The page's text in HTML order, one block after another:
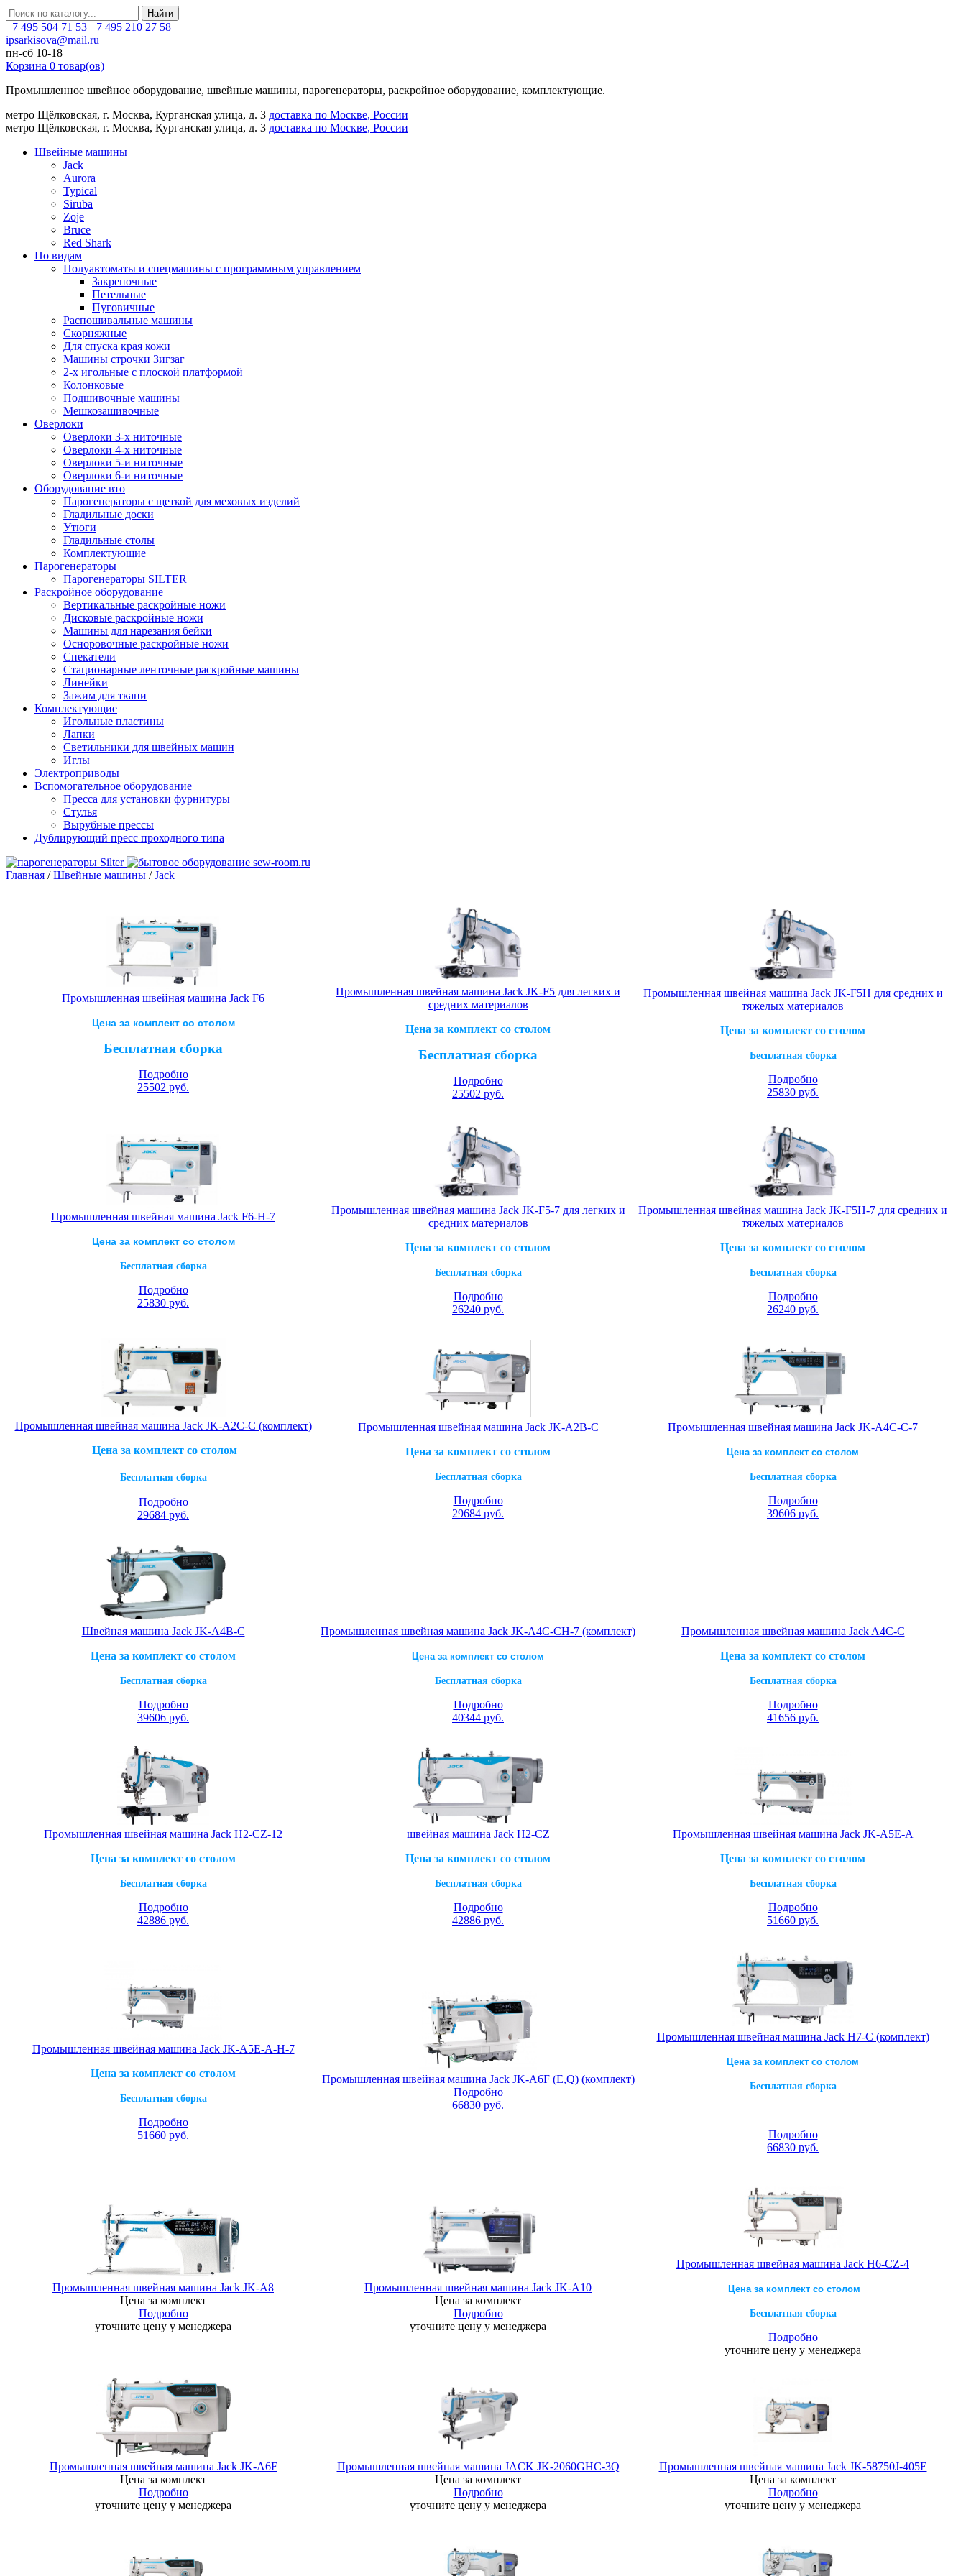
Найти
+7 495 504 71 53 +7 495 210 27 58
ipsarkisova@mail.ru
пн-сб 10-18
Корзина 0 товар(ов)
Промышленное швейное оборудование, швейные машины, парогенераторы, раскройное оборудование, комплектующие.
метро Щёлковская, г. Москва, Курганская улица, д. 3 доставка по Москве, России
метро Щёлковская, г. Москва, Курганская улица, д. 3 доставка по Москве, России
Швейные машины
Jack
Aurora
Typical
Siruba
Zoje
Bruce
Red Shark
По видам
Полуавтоматы и спецмашины с программным управлением
Закрепочные
Петельные
Пуговичные
Распошивальные машины
Скорняжные
Для спуска края кожи
Машины строчки Зигзаг
2-х игольные с плоской платформой
Колонковые
Подшивочные машины
Мешкозашивочные
Оверлоки
Оверлоки 3-х ниточные
Оверлоки 4-х ниточные
Оверлоки 5-и ниточные
Оверлоки 6-и ниточные
Оборудование вто
Парогенераторы с щеткой для меховых изделий
Гладильные доски
Утюги
Гладильные столы
Комплектующие
Парогенераторы
Парогенераторы SILTER
Раскройное оборудование
Вертикальные раскройные ножи
Дисковые раскройные ножи
Машины для нарезания бейки
Осноровочные раскройные ножи
Спекатели
Стационарные ленточные раскройные машины
Линейки
Зажим для ткани
Комплектующие
Игольные пластины
Лапки
Светильники для швейных машин
Иглы
Электроприводы
Вспомогательное оборудование
Пресса для установки фурнитуры
Стулья
Вырубные прессы
Дублирующий пресс проходного типа
Главная /Швейные машины /Jack
Промышленная швейная машина Jack F6
Цена за комплект со столом
Бесплатная сборка
Подробно
25502 руб.
Промышленная швейная машина Jack JK-F5 для легких и
средних материалов
Цена за комплект со столом
Бесплатная сборка
Подробно
25502 руб.
Промышленная швейная машина Jack JK-F5H для средних и
тяжелых материалов
Цена за комплект со столом
Бесплатная сборка
Подробно
25830 руб.
Промышленная швейная машина Jack F6-H-7
Цена за комплект со столом
Бесплатная сборка
Подробно
25830 руб.
Промышленная швейная машина Jack JK-F5-7 для легких и
средних материалов
Цена за комплект со столом
Бесплатная сборка
Подробно
26240 руб.
Промышленная швейная машина Jack JK-F5H-7 для средних и
тяжелых материалов
Цена за комплект со столом
Бесплатная сборка
Подробно
26240 руб.
Промышленная швейная машина Jack JK-A2C-C (комплект)
Цена за комплект со столом
Бесплатная сборка
Подробно
29684 руб.
Промышленная швейная машина Jack JK-A2B-C
Цена за комплект со столом
Бесплатная сборка
Подробно
29684 руб.
Промышленная швейная машина Jack JK-A4C-C-7
Цена за комплект со столом
Бесплатная сборка
Подробно
39606 руб.
Швейная машина Jack JK-A4B-C
Цена за комплект со столом
Бесплатная сборка
Подробно
39606 руб.
Промышленная швейная машина Jack JK-A4C-CH-7 (комплект)
Цена за комплект со столом
Бесплатная сборка
Подробно
40344 руб.
Промышленная швейная машина Jack A4C-C
Цена за комплект со столом
Бесплатная сборка
Подробно
41656 руб.
Промышленная швейная машина Jack H2-CZ-12
Цена за комплект со столом
Бесплатная сборка
Подробно
42886 руб.
швейная машина Jack H2-CZ
Цена за комплект со столом
Бесплатная сборка
Подробно
42886 руб.
Промышленная швейная машина Jack JK-A5E-A
Цена за комплект со столом
Бесплатная сборка
Подробно
51660 руб.
Промышленная швейная машина Jack JK-A5E-A-H-7
Цена за комплект со столом
Бесплатная сборка
Подробно
51660 руб.
Промышленная швейная машина Jack JK-A6F (E,Q) (комплект)
Подробно
66830 руб.
Промышленная швейная машина Jack H7-C (комплект)
Цена за комплект со столом
Бесплатная сборка
Подробно
66830 руб.
Промышленная швейная машина Jack JK-A8
Цена за комплект
Подробно
уточните цену у менеджера
Промышленная швейная машина Jack JK-A10
Цена за комплект
Подробно
уточните цену у менеджера
Промышленная швейная машина Jack H6-CZ-4
Цена за комплект со столом
Бесплатная сборка
Подробно
уточните цену у менеджера
Промышленная швейная машина Jack JK-A6F
Цена за комплект
Подробно
уточните цену у менеджера
Промышленная швейная машина JACK JK-2060GHC-3Q
Цена за комплект
Подробно
уточните цену у менеджера
Промышленная швейная машина Jack JK-58750J-405E
Цена за комплект
Подробно
уточните цену у менеджера